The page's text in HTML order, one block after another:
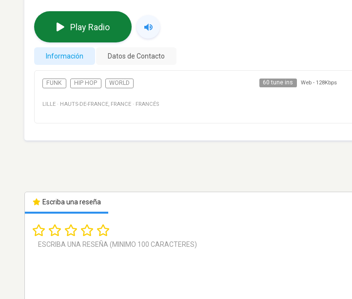
Play Radio
Información Datos de Contacto
FUNK HIP HOP WORLD 60 tune ins Web - 128Kbps
LILLE · HAUTS-DE-FRANCE, FRANCE · FRANCÉS
Escriba una reseña